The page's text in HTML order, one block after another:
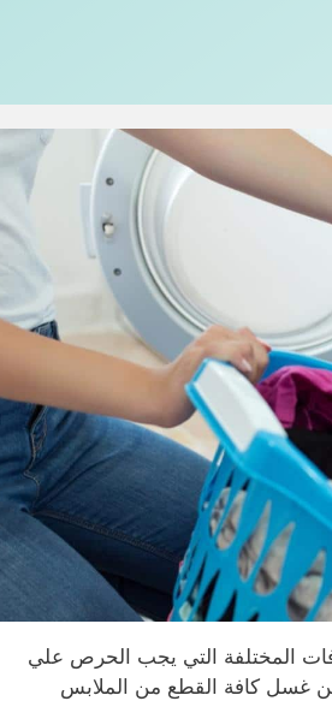
المختلفة التي يجب الحرص علي
غسل كافة القطع من الملابس